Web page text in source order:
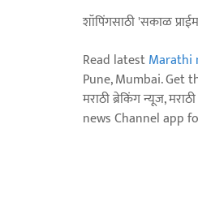
शॉपिंगसाठी 'सकाळ
Read latestMarathi
Pune, Mumbai. Get
मराठी ब्रेकिंग न्यूज,
news Channel app